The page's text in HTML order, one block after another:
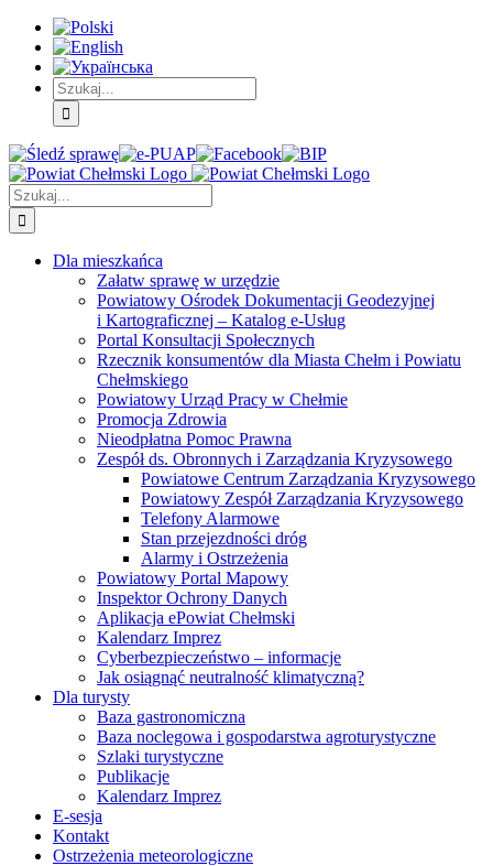
Skip
Treść
główna
Skip
Menu
główne
Skip
Menu
dodatkowe
Szukaj
Śledź
sprawę
E-
PUAP
Facebook BIP Instagram
Szukaj
Dla mieszkańca
Załatw sprawę w urzędzie
Powiatowy Ośrodek Dokumentacji Geodezyjnej
i Kartograficznej – Katalog e-Usług
Portal Konsultacji Społecznych
Rzecznik konsumentów dla Miasta Chełm i Powiatu
Chełmskiego
Powiatowy Urząd Pracy w Chełmie
Promocja Zdrowia
Nieodpłatna Pomoc Prawna
Zespół ds. Obronnych i Zarządzania Kryzysowego
Powiatowe Centrum Zarządzania Kryzysowego
Powiatowy Zespół Zarządzania Kryzysowego
Telefony Alarmowe
Stan przejezdności dróg
Alarmy i Ostrzeżenia
Powiatowy Portal Mapowy
Inspektor Ochrony Danych
Aplikacja ePowiat Chełmski
Kalendarz Imprez
Cyberbezpieczeństwo – informacje
Jak osiągnąć neutralność klimatyczną?
Dla turysty
Baza gastronomiczna
Baza noclegowa i gospodarstwa agroturystyczne
Szlaki turystyczne
Publikacje
Kalendarz Imprez
E-sesja
Kontakt
Ostrzeżenia meteorologiczne